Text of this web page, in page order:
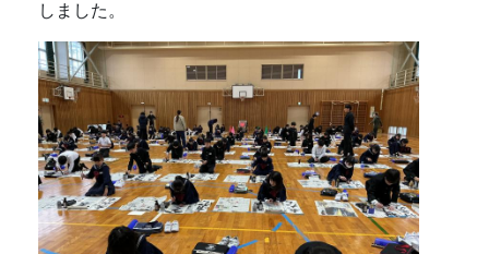
しました。